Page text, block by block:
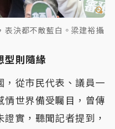
表決都不敵藍白。梁建裕攝
則隨緣
，從市民代表、議員一
情世界備受矚目，曾傳
實，聽聞記者提到，